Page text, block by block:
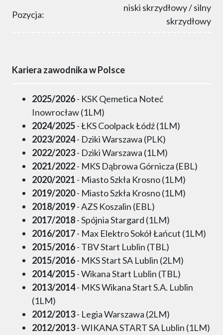
Pozycja:
niski skrzydłowy / silny
skrzydłowy
Kariera zawodnika w Polsce
2025/2026- KSK Qemetica Noteć
Inowrocław (1LM)
2024/2025- ŁKS Coolpack Łódź (1LM)
2023/2024- Dziki Warszawa (PLK)
2022/2023- Dziki Warszawa (1LM)
2021/2022- MKS Dąbrowa Górnicza (EBL)
2020/2021 - Miasto Szkła Krosno (1LM)
2019/2020- Miasto Szkła Krosno (1LM)
2018/2019- AZS Koszalin (EBL)
2017/2018- Spójnia Stargard (1LM)
2016/2017- Max Elektro Sokół Łańcut (1LM)
2015/2016- TBV Start Lublin (TBL)
2015/2016- MKS Start SA Lublin (2LM)
2014/2015- Wikana Start Lublin (TBL)
2013/2014- MKS Wikana Start S.A. Lublin
(1LM)
2012/2013- Legia Warszawa (2LM)
2012/2013- WIKANA START SA Lublin (1LM)